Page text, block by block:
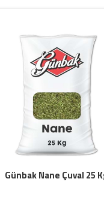
Günbak Nane Çuval 25